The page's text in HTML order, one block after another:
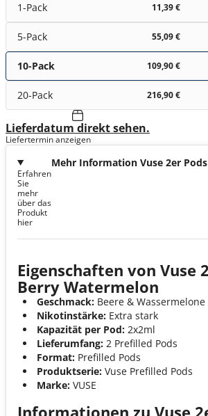
1-Pack 11,39 €
5-Pack 55,09 €
10-Pack 109,90 €
20-Pack 216,90 €
Lieferdatum direkt sehen.
Liefertermin anzeigen
Mehr Information Vuse 2er
Erfahren
Sie
mehr
über das
Produkt
hier
Eigenschaften von Vuse
Berry Watermelon
Geschmack: Beere & Wassermelone
Nikotinstärke: Extra stark
Kapazität per Pod: 2x2ml
Lieferumfang: 2 Prefilled Pods
Format: Prefilled Pods
Produktserie: Vuse Prefilled Pods
Marke: VUSE
Informationen zu Vuse